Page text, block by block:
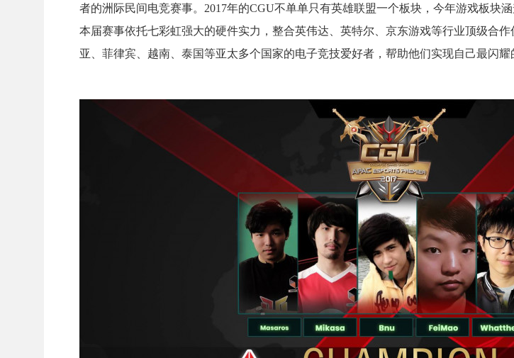
者的洲际民间电竞赛事。2017年的CGU不单单只有英雄联盟一个板块，今年游戏板块
本届赛事依托七彩虹强大的硬件实力，整合英伟达、英特尔、京东游戏等行业顶级合
亚、菲律宾、越南、泰国等亚太多个国家的电子竞技爱好者，帮助他们实现自己最闪耀